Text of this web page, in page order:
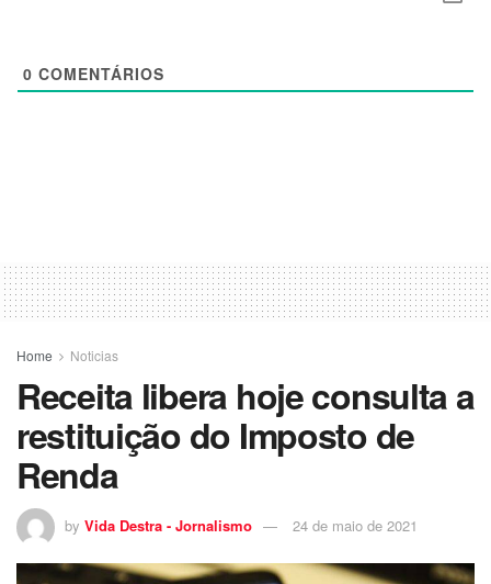
0 COMENTÁRIOS
Home Noticias
Receita libera hoje consulta a
restituição do Imposto de
Renda
by Vida Destra - Jornalismo 24 de maio de 2021